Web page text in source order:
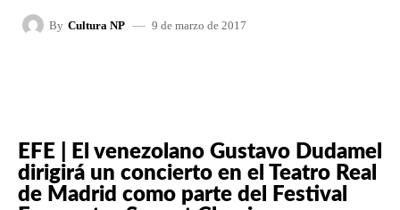
By Cultura NP 9 de marzo de 2017
EFE | El venezolano Gustavo Dudamel
dirigirá un concierto en el Teatro Real
de Madrid como parte del Festival